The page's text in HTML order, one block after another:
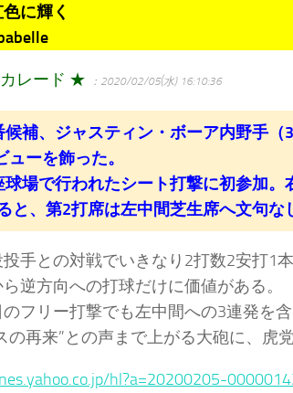
に輝く
レード ★ ：2020/02/05(水) 16:10:36
候補、ジャスティン・ボーア内野手（
ューを飾った。
球場で行われたシート打撃に初参加。
と、第2打席は左中間芝生席へ文句な
手との対戦でいきなり2打数2安打1
逆方向への打球だけに価値がある。
フリー打撃でも左中間への3連発を
の再来”との声まで上がる大砲に、虎
hl?a=20200205-